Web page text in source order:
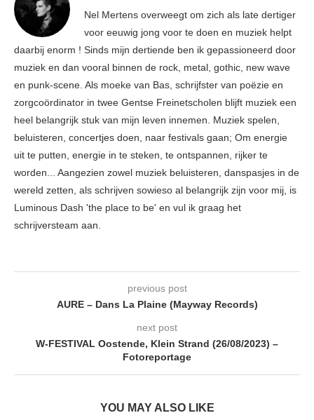
Nel Mertens overweegt om zich als late dertiger
voor eeuwig jong voor te doen en muziek helpt
daarbij enorm ! Sinds mijn dertiende ben ik gepassioneerd door
muziek en dan vooral binnen de rock, metal, gothic, new wave
en punk-scene. Als moeke van Bas, schrijfster van poëzie en
zorgcoördinator in twee Gentse Freinetscholen blijft muziek een
heel belangrijk stuk van mijn leven innemen. Muziek spelen,
beluisteren, concertjes doen, naar festivals gaan; Om energie
uit te putten, energie in te steken, te ontspannen, rijker te
worden... Aangezien zowel muziek beluisteren, danspasjes in de
wereld zetten, als schrijven sowieso al belangrijk zijn voor mij, is
Luminous Dash 'the place to be' en vul ik graag het
schrijversteam aan.
previous post
AURE – Dans La Plaine (Mayway Records)
next post
W-FESTIVAL Oostende, Klein Strand (26/08/2023) –
Fotoreportage
YOU MAY ALSO LIKE